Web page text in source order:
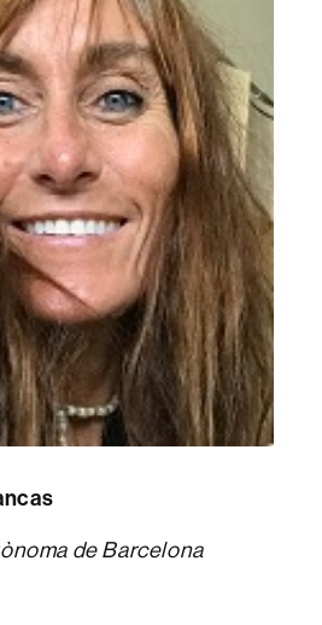
de Barcelona